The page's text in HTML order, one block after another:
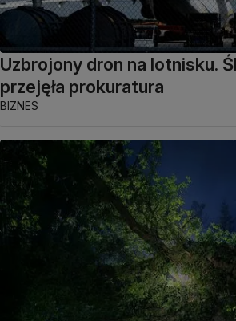
Uzbrojony dron na lotnisku.
przejęła prokuratura
BIZNES